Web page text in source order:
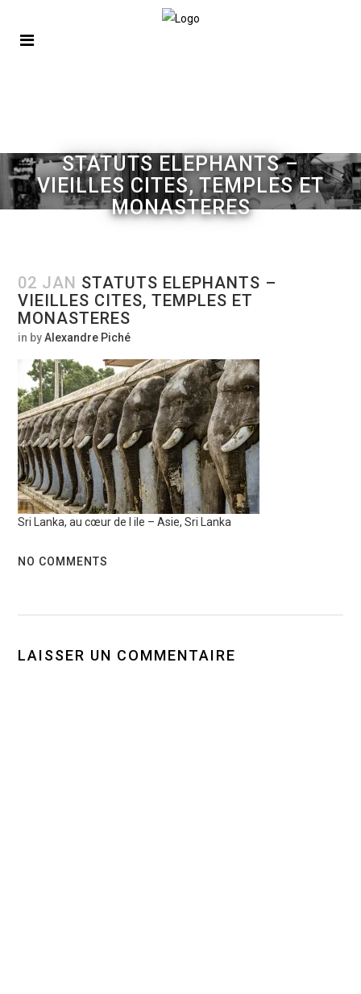
STATUTS ELEPHANTS –
VIEILLES CITES, TEMPLES ET
MONASTERES
02 JAN STATUTS ELEPHANTS –
VIEILLES CITES, TEMPLES ET
MONASTERES
in byAlexandre Piché
Sri Lanka, au cœur de l ile – Asie, Sri Lanka
NO COMMENTS
LAISSER UN COMMENTAIRE